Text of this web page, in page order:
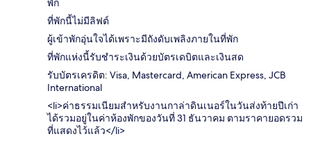
พัก
ที่พักนี้ไม่มีลิฟต์
ผู้เข้าพักอุ่นใจได้เพราะมีถังดับเพลิงภายในที่พัก
ที่พักแห่งนี้รับชำระเงินด้วยบัตรเดบิตและเงินสด
รับบัตรเครดิต: Visa, Mastercard, American Express, JCB
International
<li>ค่าธรรมเนียมสำหรับงานกาล่าดินเนอร์ในวันส่งท้ายปีเก่า
ได้รวมอยู่ในค่าห้องพักของวันที่ 31 ธันวาคม ตามราคายอดรวม
ที่แสดงไว้แล้ว</li>